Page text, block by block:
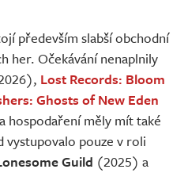
především slabší obchodní
her. Očekávání nenaplnily
Lost Records: Bloom
Ghosts of New Eden
hospodaření měly mít také
pouze v roli
Guild (2025) a